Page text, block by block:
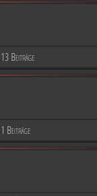
13 Beiträge
1 Beiträge